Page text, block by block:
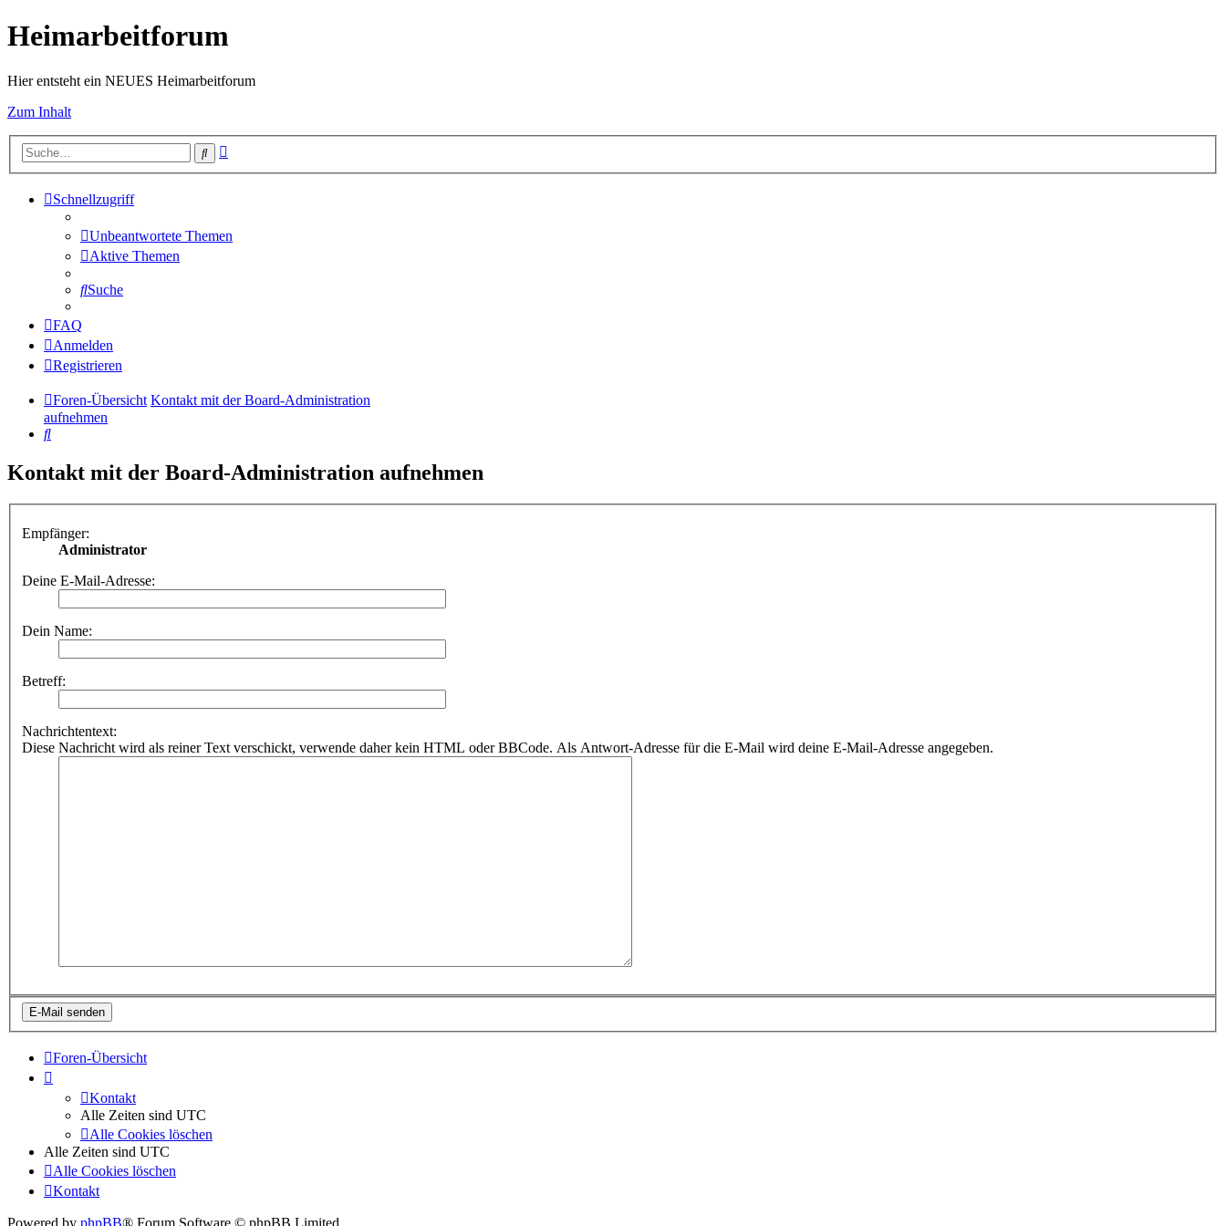
Heimarbeitforum
Hier entsteht ein NEUES Heimarbeitforum
Zum Inhalt
Suche
Schnellzugriff
Unbeantwortete Themen
Aktive Themen
Suche
FAQ
Anmelden
Registrieren
Foren-Übersicht Kontakt mit der Board-Administration
aufnehmen
Suche
Kontakt mit der Board-Administration aufnehmen
Empfänger:
Administrator
Deine E-Mail-Adresse:
Dein Name:
Betreff:
Nachrichtentext:
Diese Nachricht wird als reiner Text verschickt, verwende daher kein HTML oder BBCode. Als Antwort-Adresse für die E-Mail wird deine E-Mail-Adresse angegeben.
Foren-Übersicht
Kontakt
Alle Zeiten sind UTC
Alle Cookies löschen
Alle Zeiten sind UTC
Alle Cookies löschen
Kontakt